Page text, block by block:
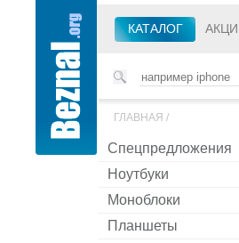
КАТАЛОГ
ГЛАВНАЯ /
Спецпредложения
Ноутбуки
Моноблоки
Планшеты